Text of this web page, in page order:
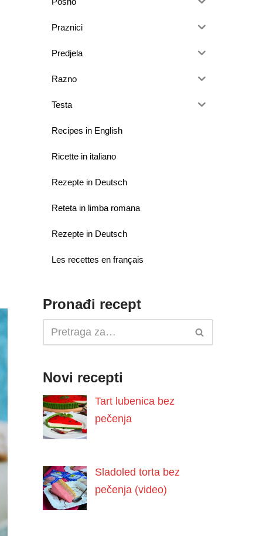
Praznici
Predjela
Razno
Testa
Recipes in English
Ricette in italiano
Rezepte in Deutsch
Reteta in limba romana
Rezepte in Deutsch
Les recettes en français
Pronađi recept
Novi recepti
Tart lubenica bez
pečenja
Sladoled torta bez
pečenja (video)